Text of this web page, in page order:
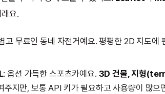
요.
고 무료인 동네 자전거예요. 평평한 2D 지도에
: 옵션 가득한 스포츠카예요. 3D 건물, 지형
주지만, 보통 API 키가 필요하고 사용량이 많으